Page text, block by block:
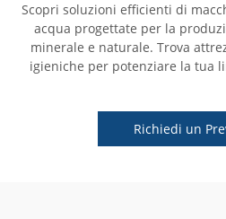
Scopri soluzioni efficienti di
acqua progettate per la
minerale e naturale. Trova
igieniche per potenziare la tua
Richiedi un